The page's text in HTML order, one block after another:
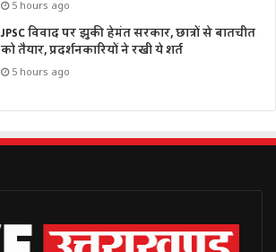
5 hours ago
JPSC विवाद पर झुकी हेमंत सरकार, छात्रों से बातचीत
को तैयार, प्रदर्शनकारियों ने रखी ये शर्त
5 hours ago